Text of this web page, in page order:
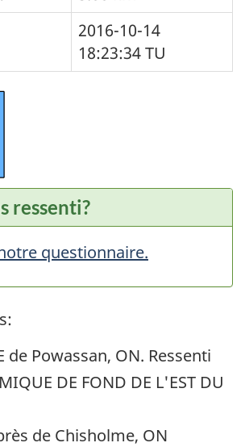
2016-10-14
18:23:34TU
ressenti?
questionnaire.
de Powassan, ON. Ressenti
DE FOND DE L'EST DU
de Chisholme, ON